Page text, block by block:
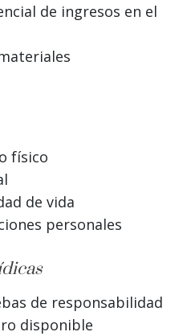
de ingresos en el
físico
de vida
personales
de responsabilidad
disponible